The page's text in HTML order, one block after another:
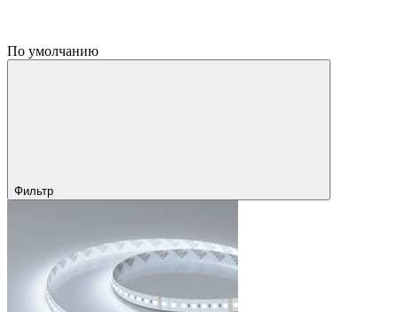
По умолчанию
Фильтр